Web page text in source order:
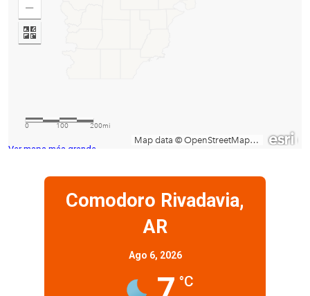
Ver mapa más grande
Comodoro Rivadavia,
AR
Ago 6, 2026
°C